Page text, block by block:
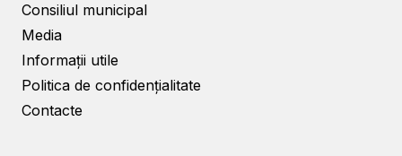
Consiliul municipal
Media
Informații utile
Politica de confidențialitate
Contacte